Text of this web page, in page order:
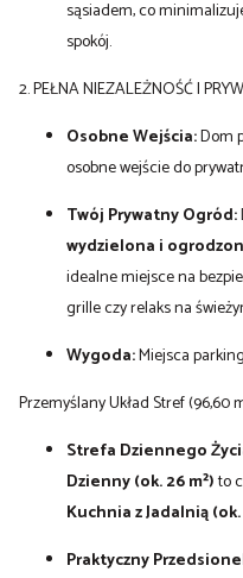
sąsiadem, co
spokój.
2. PEŁNA NIEZALEŻNOŚĆ I
Osobne Wejścia:Dom
osobne wejście do
Twój Prywatny Ogród:
wydzielona i
idealne miejsce na
grille czy relaks na
Wygoda:Miejsca
Przemyślany Układ Stref (96,60
Strefa Dziennego
Dzienny (ok. 26 m²)to
Kuchnia z Jadalnią (ok.
Praktyczny